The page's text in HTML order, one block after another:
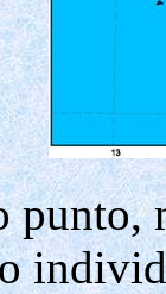
punto,